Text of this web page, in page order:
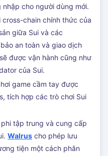
cho người dùng mới.
chain chính thức của
giữa Sui và các
an toàn và giao dịch
được vận hành cũng như
của Sui.
game cầm tay được
tích hợp các trò chơi Sui
tập trung và cung cấp
Walrus cho phép lưu
tiện một cách phân